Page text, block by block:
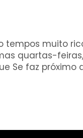
tempos muito
quartas-
Se faz próximo